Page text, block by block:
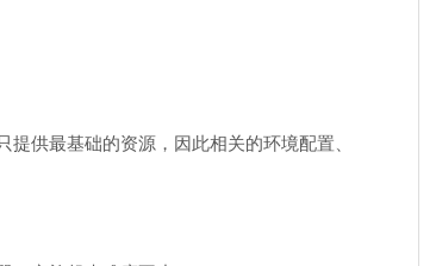
供最基础的资源，因此相关的环境配置、